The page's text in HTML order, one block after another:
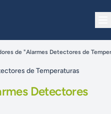
de "Alarmes Detectores de
de Temperaturas
Detectores